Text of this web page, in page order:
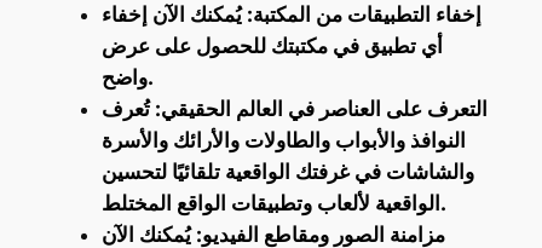
إخفاء التطبيقات من المكتبة: يُمكنك الآن إخفاء
أي تطبيق في مكتبتك للحصول على عرض
واضح.
التعرف على العناصر في العالم الحقيقي: تُعرف
النوافذ والأبواب والطاولات والأرائك والأسرة
والشاشات في غرفتك الواقعية تلقائيًا لتحسين
الواقعية لألعاب وتطبيقات الواقع المختلط.
مزامنة الصور ومقاطع الفيديو: يُمكنك الآن